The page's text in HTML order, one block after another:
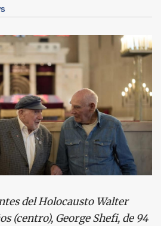
del Holocausto Walter
(centro), George Shefi, de 94